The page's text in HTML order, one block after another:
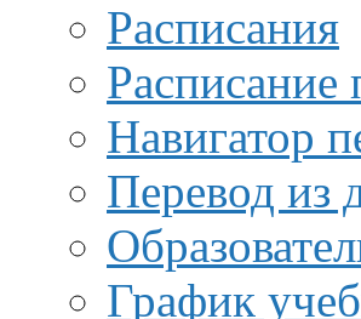
Расписания
Расписание
Навигатор
Перевод из
График